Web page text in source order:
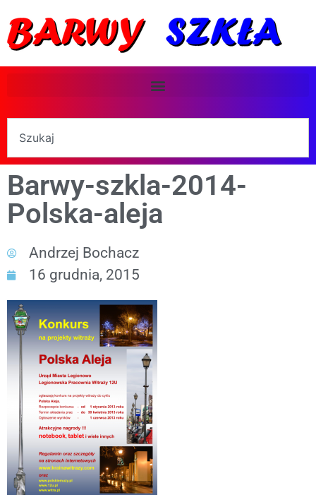
Barwy-szkla-2014-
Polska-aleja
Andrzej Bochacz
16 grudnia, 2015